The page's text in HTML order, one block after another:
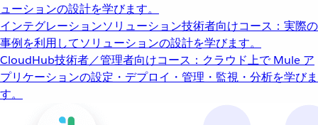
ューションの設計を学びます。
インテグレーションソリューション技術者向けコース：実際の
事例を利用してソリューションの設計を学びます。
CloudHub技術者／管理者向けコース：クラウド上で Mule ア
プリケーションの設定・デプロイ・管理・監視・分析を学びま
す。